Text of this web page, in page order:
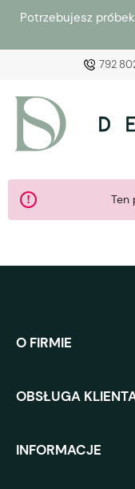
Potrzebujesz
792
Ten
O FIRMIE
OBSŁUGA
INFORMACJE